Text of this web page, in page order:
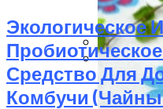
Какие
Любви И
Маникюр
Экологическое
Средство Для
Комбучи